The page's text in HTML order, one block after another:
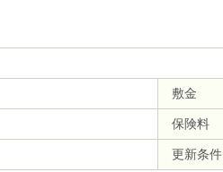
敷金
保険料
更新条件